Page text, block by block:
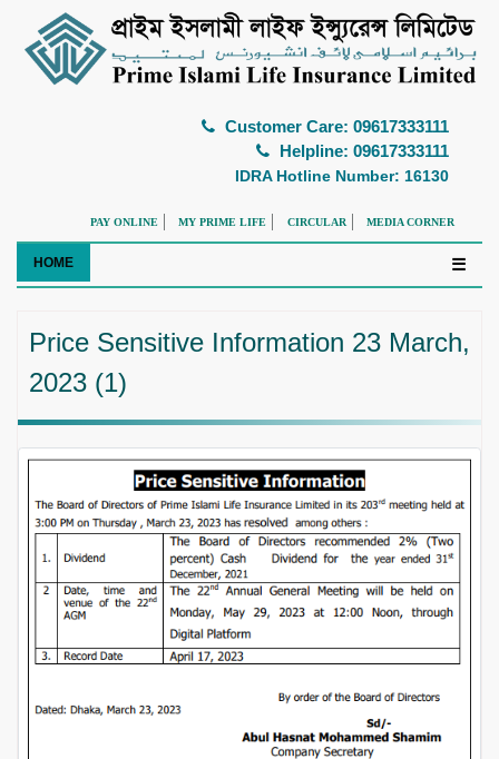
Customer Care: 09617333111
Helpline: 09617333111
IDRA Hotline Number: 16130
PAY ONLINE MY PRIME LIFE CIRCULAR MEDIA CORNER
HOME ☰
Price Sensitive Information 23 March,
2023 (1)